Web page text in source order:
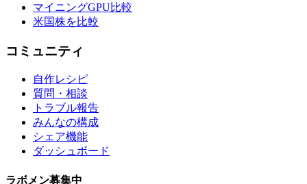
マイニングGPU比較
米国株を比較
コミュニティ
自作レシピ
質問・相談
トラブル報告
みんなの構成
シェア機能
ダッシュボード
ラボメン募集中